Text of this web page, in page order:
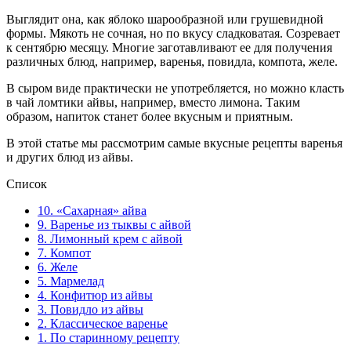
Выглядит она, как яблоко шарообразной или грушевидной
формы. Мякоть не сочная, но по вкусу сладковатая. Созревает
к сентябрю месяцу. Многие заготавливают ее для получения
различных блюд, например, варенья, повидла, компота, желе.
В сыром виде практически не употребляется, но можно класть
в чай ломтики айвы, например, вместо лимона. Таким
образом, напиток станет более вкусным и приятным.
В этой статье мы рассмотрим самые вкусные рецепты варенья
и других блюд из айвы.
Список
10. «Сахарная» айва
9. Варенье из тыквы с айвой
8. Лимонный крем с айвой
7. Компот
6. Желе
5. Мармелад
4. Конфитюр из айвы
3. Повидло из айвы
2. Классическое варенье
1. По старинному рецепту